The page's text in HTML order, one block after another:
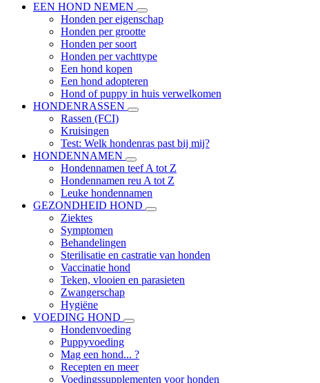
EEN HOND NEMEN
Honden per eigenschap
Honden per grootte
Honden per soort
Honden per vachttype
Een hond kopen
Een hond adopteren
Hond of puppy in huis verwelkomen
HONDENRASSEN
Rassen (FCI)
Kruisingen
Test: Welk hondenras past bij mij?
HONDENNAMEN
Hondennamen teef A tot Z
Hondennamen reu A tot Z
Leuke hondennamen
GEZONDHEID HOND
Ziektes
Symptomen
Behandelingen
Sterilisatie en castratie van honden
Vaccinatie hond
Teken, vlooien en parasieten
Zwangerschap
Hygiëne
VOEDING HOND
Hondenvoeding
Puppyvoeding
Mag een hond... ?
Recepten en meer
Voedingssupplementen voor honden